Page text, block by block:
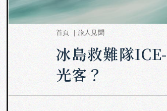
首頁 ｜ 旅人見聞
冰島救難隊
光客？